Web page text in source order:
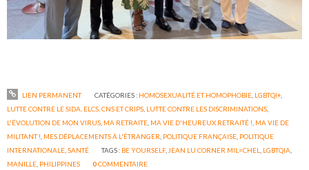
LIEN PERMANENT CATÉGORIES : HOMOSEXUALITÉ ET HOMOPHOBIE, LGBTQI+,
LUTTE CONTRE LE SIDA, ELCS, CNS ET CRIPS LUTTE CONTRE LES DISCRIMINATIONS
L'ÉVOLUTION DE MON VIRUS MA RETRAITE MA VIE D'HEUREUX RETRAITÉ ! MA VIE DE
MILITANT ! MES DÉPLACEMENTS À L'ÉTRANGER POLITIQUE FRANÇAISE POLITIQUE
INTERNATIONALE ,SANTÉ TAGS : BE YOURSELF, JEAN LU CORNER MIL=CHEL LGBTQIA
MANILLE PHILIPPINES 0COMMENTAIRE